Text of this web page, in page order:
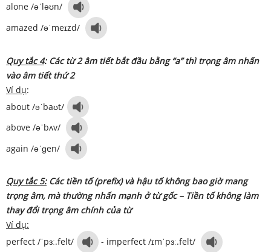
alone /əˈləʊn/
amazed /əˈmeɪzd/
Quy tắc 4: Các từ 2 âm tiết bắt đầu bằng “a” thì trọng âm nhấn
vào âm tiết thứ 2
Ví dụ:
about /əˈbaʊt/
above /əˈbʌv/
again /əˈɡen/
Quy tắc 5:Các tiền tố (prefix) và hậu tố không bao giờ mang
trọng âm, mà thường nhấn mạnh ở từ gốc – Tiền tố không làm
thay đổi trọng âm chính của từ
Ví dụ:
perfect /ˈpɜː.felt/
- imperfect /ɪmˈpɜː.felt/